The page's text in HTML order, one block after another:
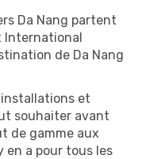
Da Nang partent
International
de Da Nang
et
souhaiter avant
de gamme aux
en a pour tous les